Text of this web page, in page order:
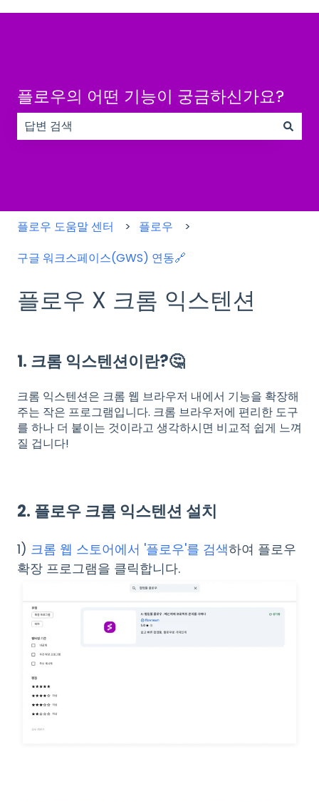
플로우의 어떤 기능이 궁금하신가요?
플로우 도움말 센터
플로우
구글 워크스페이스(GWS) 연동🔗
플로우 X 크롬 익스텐션
1. 크롬 익스텐션이란?🤔
크롬 익스텐션은 크롬 웹 브라우저 내에서 기능을 확장해
주는 작은 프로그램입니다. 크롬 브라우저에 편리한 도구
를 하나 더 붙이는 것이라고 생각하시면 비교적 쉽게 느껴
질 겁니다!
2. 플로우 크롬 익스텐션 설치
1) 크롬 웹 스토어에서 '플로우'를 검색하여 플로우
확장 프로그램을 클릭합니다.